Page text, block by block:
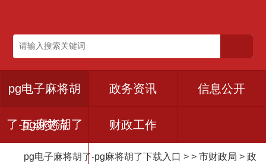
pg电子麻将胡
了-pg麻将胡了
下载入口
政务资讯 信息公开
互动交流 财政工作
pg电子麻将胡了-pg麻将胡了下载入口 > > 市财政局 > 政